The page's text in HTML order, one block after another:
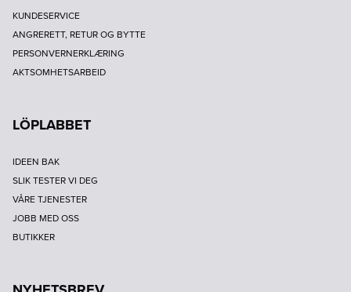
KUNDESERVICE
ANGRERETT, RETUR OG BYTTE
PERSONVERNERKLÆRING
AKTSOMHETSARBEID
LÖPLABBET
IDEEN BAK
SLIK TESTER VI DEG
VÅRE TJENESTER
JOBB MED OSS
BUTIKKER